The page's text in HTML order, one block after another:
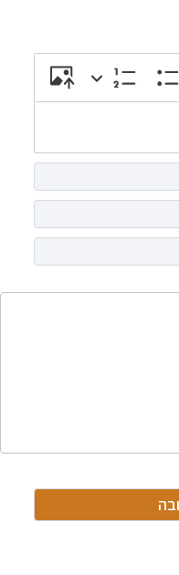
attach_file
photo_camera